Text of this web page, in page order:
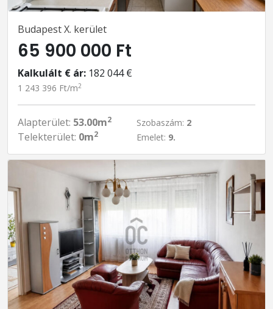
Budapest X. kerület
65 900 000 Ft
Kalkulált € ár: 182 044 €
1 243 396 Ft/m2
Alapterület: 53.00m2
Telekterület: 0m2
Szobaszám: 2
Emelet: 9.